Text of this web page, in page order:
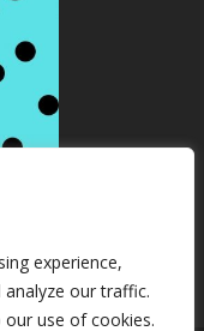
experience,
our traffic.
use of cookies.